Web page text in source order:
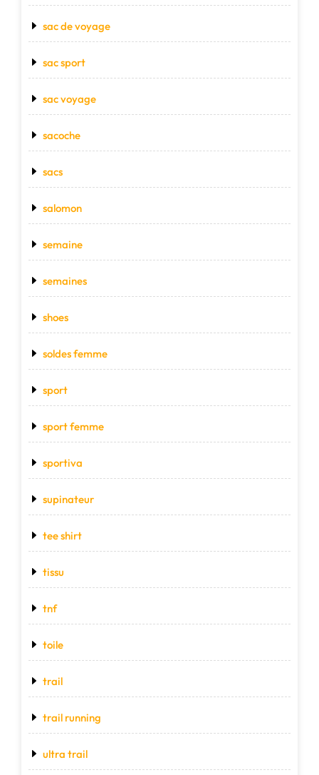
sac de voyage
sac sport
sac voyage
sacoche
sacs
salomon
semaine
semaines
shoes
soldes femme
sport
sport femme
sportiva
supinateur
tee shirt
tissu
tnf
toile
trail
trail running
ultra trail